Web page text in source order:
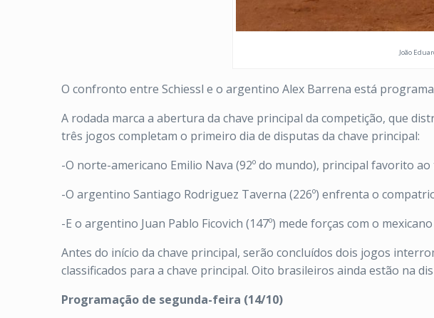
João
O confronto entre Schiessl e o argentino Alex Barrena está
A rodada marca a abertura da chave principal da competição, que
três jogos completam o primeiro dia de disputas da chave principal:
-O norte-americano Emilio Nava (92º do mundo), principal favorito
-O argentino Santiago Rodriguez Taverna (226º) enfrenta o
-E o argentino Juan Pablo Ficovich (147º) mede forças com o
Antes do início da chave principal, serão concluídos dois jogos
classificados para a chave principal. Oito brasileiros ainda estão na
Programação de segunda-feira (14/10)